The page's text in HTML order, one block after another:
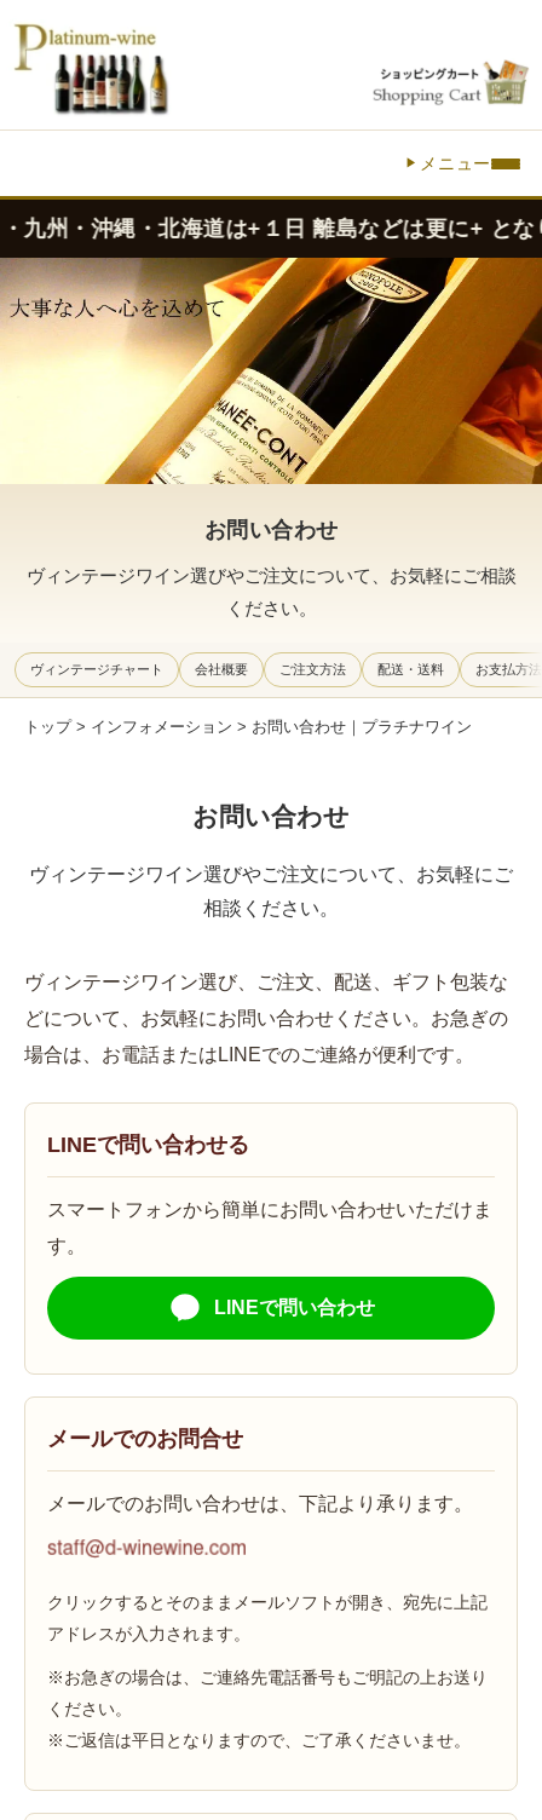
メニュー
沖縄・北海道は+１日 離島などは更に+ となります
お問い合わせ
ヴィンテージワイン選びやご注文について、お気軽にご相談
ください。
ヴィンテージチャート 会社概要 ご注文方法 配送・送料 お支払方法
トップ> インフォメーション > お問い合わせ｜プラチナワイン
お問い合わせ
ヴィンテージワイン選びやご注文について、お気軽にご
相談ください。
ヴィンテージワイン選び、ご注文、配送、ギフト包装な
どについて、お気軽にお問い合わせください。お急ぎの
場合は、お電話またはLINEでのご連絡が便利です。
LINEで問い合わせる
スマートフォンから簡単にお問い合わせいただけま
す。
LINEで問い合わせ
メールでのお問合せ
メールでのお問い合わせは、下記より承ります。
クリックするとそのままメールソフトが開き、宛先に上記
アドレスが入力されます。
※お急ぎの場合は、ご連絡先電話番号もご明記の上お送り
ください。
※ご返信は平日となりますので、ご了承くださいませ。